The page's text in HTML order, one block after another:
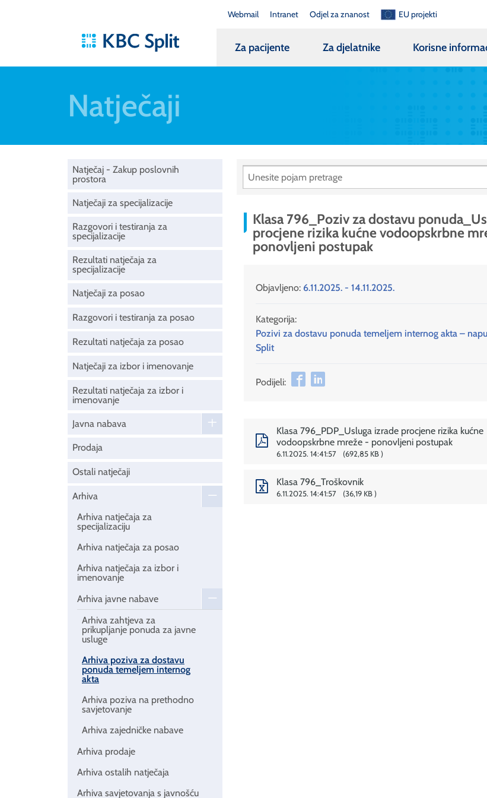
Webmail Intranet Odjel za znanost EU projekti
Za pacijente Za djelatnike Korisne
Natječaji
Natječaj - Zakup poslovnih
prostora
Natječaji za specijalizacije
Razgovori i testiranja za
specijalizacije
Rezultati natječaja za
specijalizacije
Natječaji za posao
Razgovori i testiranja za posao
Rezultati natječaja za posao
Natječaji za izbor i imenovanje
Rezultati natječaja za izbor i
imenovanje
Javna nabava
Prodaja
Ostali natječaji
Arhiva
Arhiva natječaja za
specijalizaciju
Arhiva natječaja za posao
Arhiva natječaja za izbor i
imenovanje
Arhiva javne nabave
Arhiva zahtjeva za
prikupljanje ponuda za javne
usluge
Arhiva poziva za dostavu
ponuda temeljem internog
akta
Arhiva poziva na prethodno
savjetovanje
Arhiva zajedničke nabave
Arhiva prodaje
Arhiva ostalih natječaja
Arhiva savjetovanja s javnošću
Klasa 796_Poziv za dostavu
procjene rizika kućne vodoopskrbne
ponovljeni postupak
Objavljeno: 6.11.2025. - 14.11.2025.
Kategorija:
Pozivi za dostavu ponuda temeljem internog akta –
Split
Podijeli:
Klasa 796_PDP_Usluga izrade procjene rizika kućne
vodoopskrbne mreže - ponovljeni postupak
6.11.2025. 14:41:57 692,85 KB
Klasa 796_Troškovnik
6.11.2025. 14:41:57 36,19 KB